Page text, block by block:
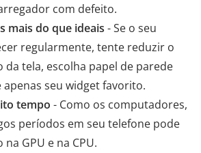
com defeito.
mais do que ideais - Se o seu
regularmente, tente reduzir o
da tela, escolha papel de parede
apenas seu widget favorito.
tempo - Como os computadores,
períodos em seu telefone pode
GPU e na CPU.